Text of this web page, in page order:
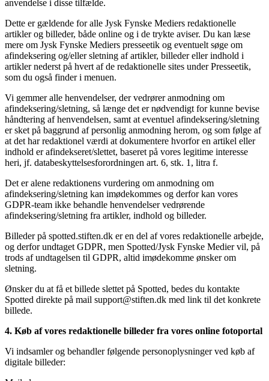
anvendelse i disse tilfælde.
Dette er gældende for alle Jysk Fynske Mediers redaktionelle
artikler og billeder, både online og i de trykte aviser. Du kan læse
mere om Jysk Fynske Mediers presseetik og eventuelt søge om
afindeksering og/eller sletning af artikler, billeder eller indhold i
artikler nederst på hvert af de redaktionelle sites under Presseetik,
som du også finder i menuen.
Vi gemmer alle henvendelser, der vedrører anmodning om
afindeksering/sletning, så længe det er nødvendigt for kunne bevise
håndtering af henvendelsen, samt at eventuel afindeksering/sletning
er sket på baggrund af personlig anmodning herom, og som følge af
at det har redaktionel værdi at dokumentere hvorfor en artikel eller
indhold er afindekseret/slettet, baseret på vores legitime interesse
heri, jf. databeskyttelsesforordningen art. 6, stk. 1, litra f.
Det er alene redaktionens vurdering om anmodning om
afindeksering/sletning kan imødekommes og derfor kan vores
GDPR-team ikke behandle henvendelser vedrørende
afindeksering/sletning fra artikler, indhold og billeder.
Billeder på spotted.stiften.dk er en del af vores redaktionelle arbejde,
og derfor undtaget GDPR, men Spotted/Jysk Fynske Medier vil, på
trods af undtagelsen til GDPR, altid imødekomme ønsker om
sletning.
Ønsker du at få et billede slettet på Spotted, bedes du kontakte
Spotted direkte på mail support@stiften.dk med link til det konkrete
billede.
4. Køb af vores redaktionelle billeder fra vores online fotoportal
Vi indsamler og behandler følgende personoplysninger ved køb af
digitale billeder: